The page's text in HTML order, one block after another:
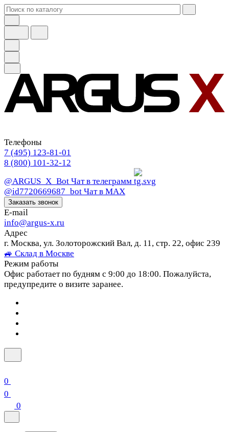
Телефоны
7 (495) 123-81-01
8 (800) 101-32-12
@ARGUS_X_Bot Чат в телеграмм
@id7720669687_bot Чат в МАХ
Заказать звонок
E-mail
info@argus-x.ru
Адрес
г. Москва, ул. Золоторожский Вал, д. 11, стр. 22, офис 239
🚙 Склад в Москве
Режим работы
Офис работает по будням с 9:00 до 18:00. Пожалуйста,
предупредите о визите заранее.
0
0
0